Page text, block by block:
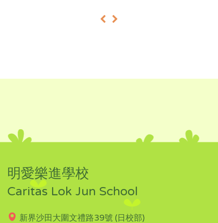
« »
明愛樂進學校
Caritas Lok Jun School
新界沙田大圍文禮路39號 (日校部)